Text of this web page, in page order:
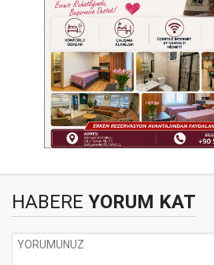
HABERE YORUM KAT